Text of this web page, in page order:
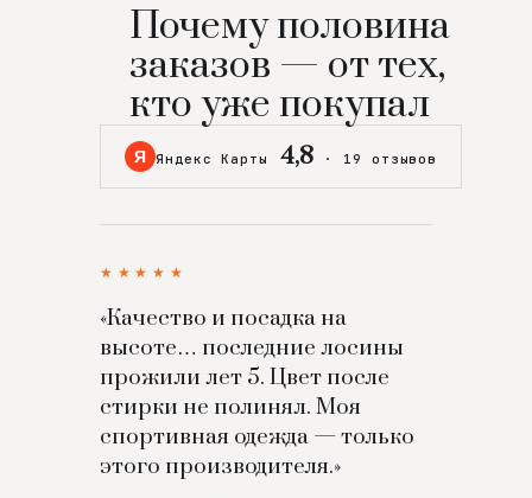
Почему половина
заказов — от тех,
кто уже покупал
Я Яндекс Карты 4,8 · 19 отзывов
★★★★★
«Качество и посадка на
высоте… последние лосины
прожили лет 5. Цвет после
стирки не полинял. Моя
спортивная одежда — только
этого производителя.»